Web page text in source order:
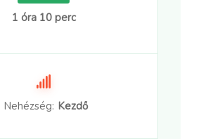
1 óra 10 perc
Nehézség: Kezdő